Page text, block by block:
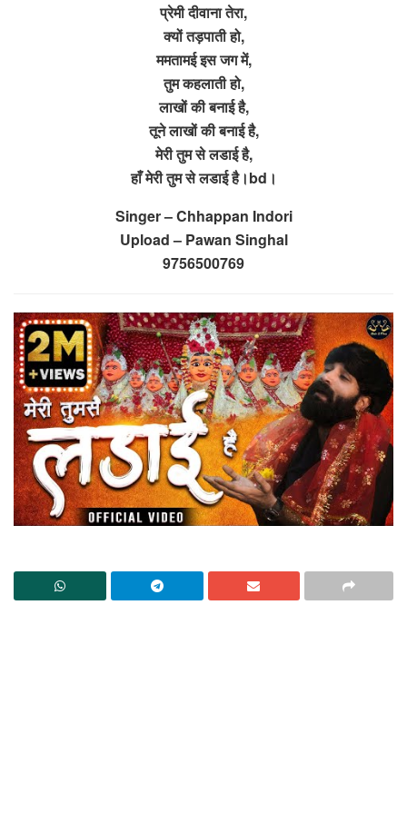
प्रेमी दीवाना तेरा,
क्यों तड़पाती हो,
ममतामई इस जग में,
तुम कहलाती हो,
लाखों की बनाई है,
तूने लाखों की बनाई है,
मेरी तुम से लडाई है,
हाँ मेरी तुम से लडाई है।bd।
Singer – Chhappan Indori
Upload – Pawan Singhal
9756500769